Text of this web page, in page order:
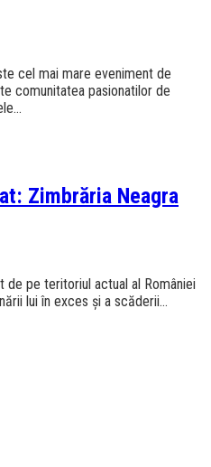
cel mai mare eveniment de
comunitatea pasionatilor de
Zimbrăria Neagra
pe teritoriul actual al României
lui în exces și a scăderii...